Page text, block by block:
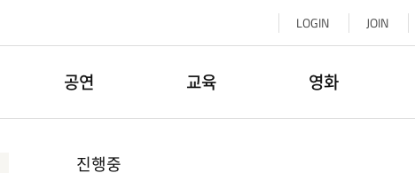
LOGIN JOIN
공연 교육 영화
진행중